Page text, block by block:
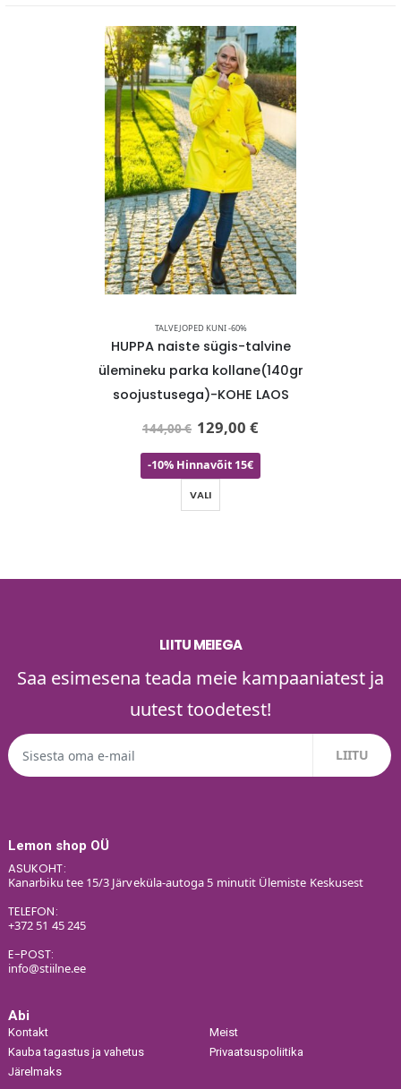
TALVEJOPED KUNI -60%
HUPPA naiste sügis-talvine
ülemineku parka kollane(140gr
soojustusega)-KOHE LAOS
144,00€ 129,00€
-10% Hinnavõit 15€
VALI
LIITU MEIEGA
Saa esimesena teada meie kampaaniatest ja
uutest toodetest!
Lemon shop OÜ
ASUKOHT:
Kanarbiku tee 15/3 Järveküla-autoga 5 minutit Ülemiste Keskusest
TELEFON:
+372 51 45 245
E-POST:
info@stiilne.ee
Abi
Kontakt
Kauba tagastus ja vahetus
Järelmaks
Meist
Privaatsuspoliitika